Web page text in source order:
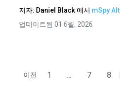
저자: Daniel Black 에서 mSpy
업데이트됨 01 6월, 2026
이전 1 ... 7 8